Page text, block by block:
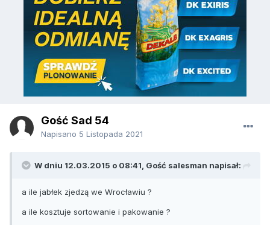
Gość Sad 54
Napisano 5 Listopada 2021
W dniu 12.03.2015 o 08:41, Gość salesman napisał:
a ile jabłek zjedzą we Wrocławiu ?
a ile kosztuje sortowanie i pakowanie ?